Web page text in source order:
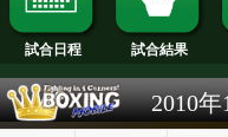
試合日程 試合結果